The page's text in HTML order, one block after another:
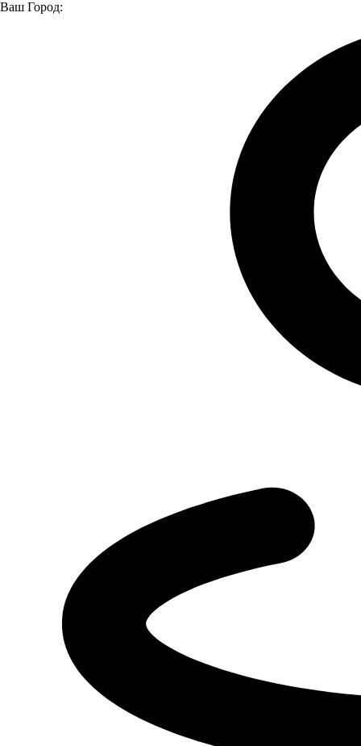
Ваш Город:
Главная страница
ЗАВОД "ТРУД" ПОСЕТИЛИ
ЕВГЕНИЙ ЛЮЛИН И МАКСИМ
В рамках реализации государственных программ и программ
Правительства Нижегородской области по поддержке и
техническому перевооружению промышленных предприятий
региона «Завод Труд» 7 декабря посетили председатель
Законодательного собрания Нижегородской области Евгений
Люлин и министр промышленности, торговли и
предпринимательства Нижегородской области Максим